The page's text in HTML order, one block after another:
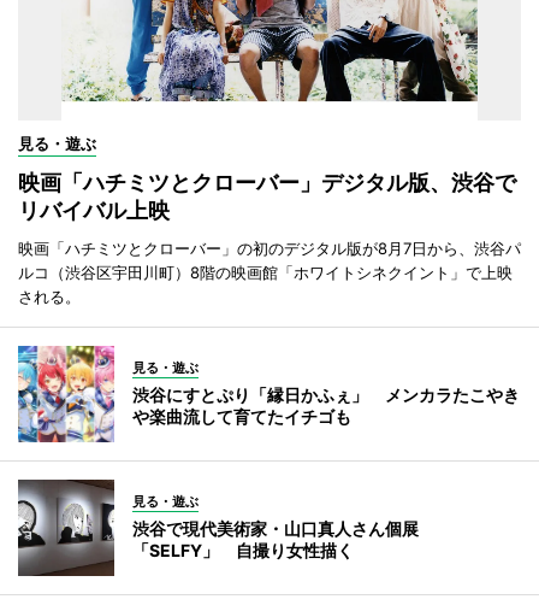
見る・遊ぶ
映画「ハチミツとクローバー」デジタル版、渋谷で
リバイバル上映
映画「ハチミツとクローバー」の初のデジタル版が8月7日から、渋谷パ
ルコ（渋谷区宇田川町）8階の映画館「ホワイトシネクイント」で上映
される。
見る・遊ぶ
渋谷にすとぷり「縁日かふぇ」 メンカラたこやき
や楽曲流して育てたイチゴも
見る・遊ぶ
渋谷で現代美術家・山口真人さん個展
「SELFY」 自撮り女性描く